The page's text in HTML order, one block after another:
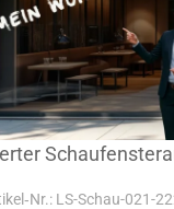
LS-Schau-021-